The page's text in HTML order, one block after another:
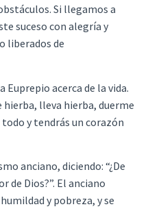
Si llegamos a
suceso con alegría y
liberados de
acerca de la vida.
hierba, lleva hierba, duerme
y tendrás un corazón
anciano, diciendo: “¿De
de Dios?”. El anciano
y pobreza, y se